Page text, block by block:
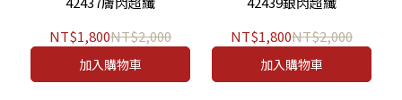
NT$1,800NT$2,000
加入購物車
NT$1,800NT$2,000
加入購物車